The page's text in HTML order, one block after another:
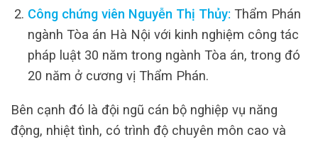
Công chứng viên Nguyễn Thị Thủy: Thẩm Phán
ngành Tòa án Hà Nội với kinh nghiệm công tác
pháp luật 30 năm trong ngành Tòa án, trong đó
20 năm ở cương vị Thẩm Phán.
Bên cạnh đó là đội ngũ cán bộ nghiệp vụ năng
động, nhiệt tình, có trình độ chuyên môn cao và